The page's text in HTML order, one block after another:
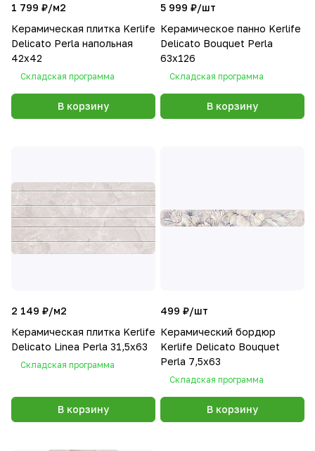
1 799 ₽/м2
Керамическая плитка Kerlife
Delicato Perla напольная
42х42
Складская программа
В корзину
5 999 ₽/шт
Керамическое панно Kerlife
Delicato Bouquet Perla
63х126
Складская программа
В корзину
2 149 ₽/м2
Керамическая плитка Kerlife
Delicato Linea Perla 31,5х63
Складская программа
В корзину
499 ₽/шт
Керамический бордюр
Kerlife Delicato Bouquet
Perla 7,5х63
Складская программа
В корзину